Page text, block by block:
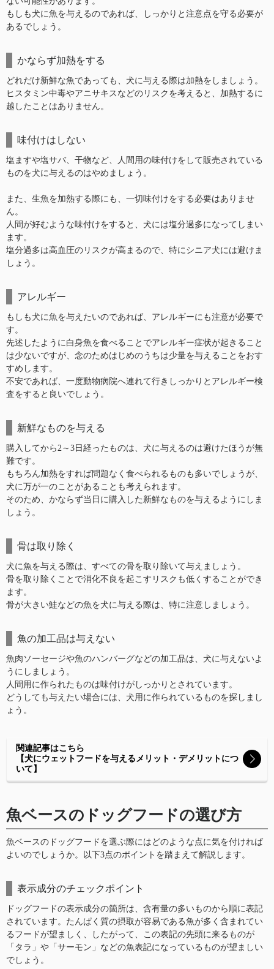
もしも犬に魚を与えるのであれば、しっかりと注意点を守る必要が
あるでしょう。
かならず加熱をする
どれだけ新鮮な魚であっても、犬に与える際は加熱をしましょう。
ヒスタミン中毒やアニサキスなどのリスクを考えると、加熱するに
越したことはありません。
味付けはしない
塩ますや塩サバ、干物など、人間用の味付けをして販売されている
ものを犬に与えるのはやめましょう。
また、生魚を加熱する際にも、一切味付けをする必要はありませ
ん。
人間が好むような味付けをすると、犬には塩分過多になってしまい
ます。
塩分過多は高血圧のリスクが高まるので、特にシニア犬には避けま
しょう。
アレルギー
もしも犬に魚を与えたいのであれば、アレルギーにも注意が必要で
す。
先述したように白身魚を食べることでアレルギー症状が起きること
は少ないですが、念のためはじめのうちは少量を与えることをおす
すめします。
不安であれば、一度動物病院へ連れて行きしっかりとアレルギー検
査をすると良いでしょう。
新鮮なものを与える
購入してから2～3日経ったものは、犬に与えるのは避けたほうが無
難です。
もちろん加熱をすれば問題なく食べられるものも多いでしょうが、
犬に万が一のことがあることも考えられます。
そのため、かならず当日に購入した新鮮なものを与えるようにしま
しょう。
骨は取り除く
犬に魚を与える際は、すべての骨を取り除いて与えましょう。
骨を取り除くことで消化不良を起こすリスクも低くすることができ
ます。
骨が大きい鮭などの魚を犬に与える際は、特に注意しましょう。
魚の加工品は与えない
魚肉ソーセージや魚のハンバーグなどの加工品は、犬に与えないよ
うにしましょう。
人間用に作られたものは味付けがしっかりとされています。
どうしても与えたい場合には、犬用に作られているものを探しまし
ょう。
関連記事はこちら
【犬にウェットフードを与えるメリット・デメリットにつ
いて】
魚ベースのドッグフードの選び方
魚ベースのドッグフードを選ぶ際にはどのような点に気を付ければ
よいのでしょうか。以下3点のポイントを踏まえて解説します。
表示成分のチェックポイント
ドッグフードの表示成分の箇所は、含有量の多いものから順に表記
されています。たんぱく質の摂取が容易である魚が多く含まれてい
るフードが望ましく、したがって、この表記の先頭に来るものが
「タラ」や「サーモン」などの魚表記になっているものが望ましい
でしょう。